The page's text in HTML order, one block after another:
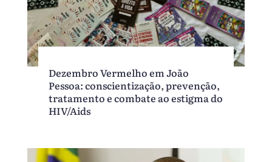
Dezembro Vermelho em João
Pessoa: conscientização, prevenção,
tratamento e combate ao estigma do
HIV/Aids